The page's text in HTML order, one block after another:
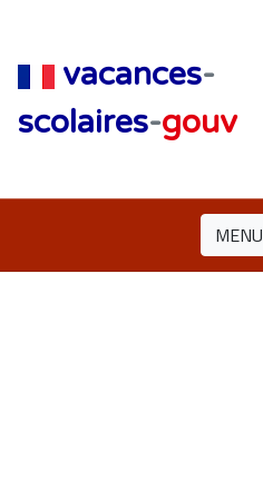
vacances-
scolaires-gouv
MENU